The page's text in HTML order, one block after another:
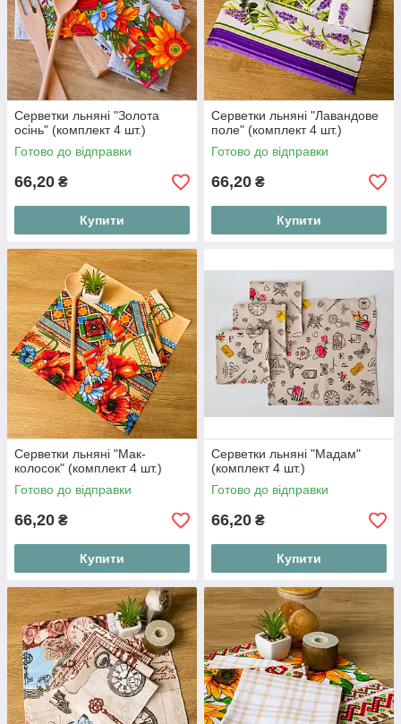
Серветки льняні "Золота
осінь" (комплект 4 шт.)
Готово до відправки
66,20 ₴
Купити
Серветки льняні "Лавандове
поле" (комплект 4 шт.)
Готово до відправки
66,20 ₴
Купити
Серветки льняні "Мак-
колосок" (комплект 4 шт.)
Готово до відправки
66,20 ₴
Купити
Серветки льняні "Мадам"
(комплект 4 шт.)
Готово до відправки
66,20 ₴
Купити